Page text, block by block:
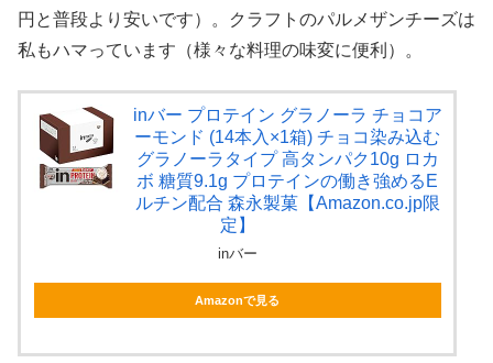
円と普段より安いです）。クラフトのパルメザンチーズは
私もハマっています（様々な料理の味変に便利）。
inバー プロテイン グラノーラ チョコア
ーモンド (14本入×1箱) チョコ染み込む
グラノーラタイプ 高タンパク10g ロカ
ボ 糖質9.1g プロテインの働き強めるE
ルチン配合 森永製菓【Amazon.co.jp限
定】
inバー
Amazonで見る